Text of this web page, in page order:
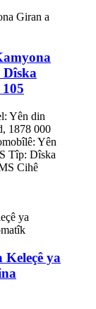
Yên din
1878 000
Yên
Tîp: Dîska
Cihê
ya